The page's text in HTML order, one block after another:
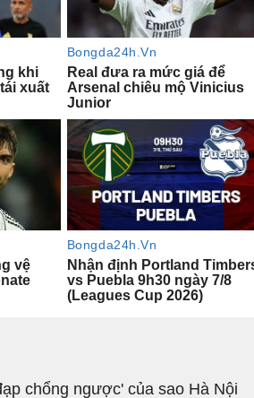
chổng ngược' của sao Hà Nội